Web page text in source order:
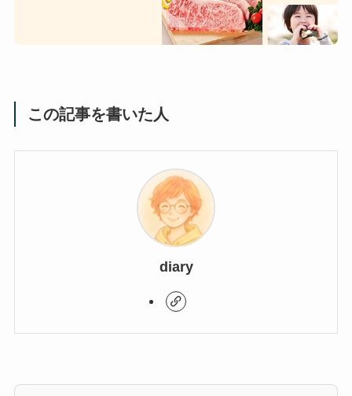
この記事を書いた人
diary